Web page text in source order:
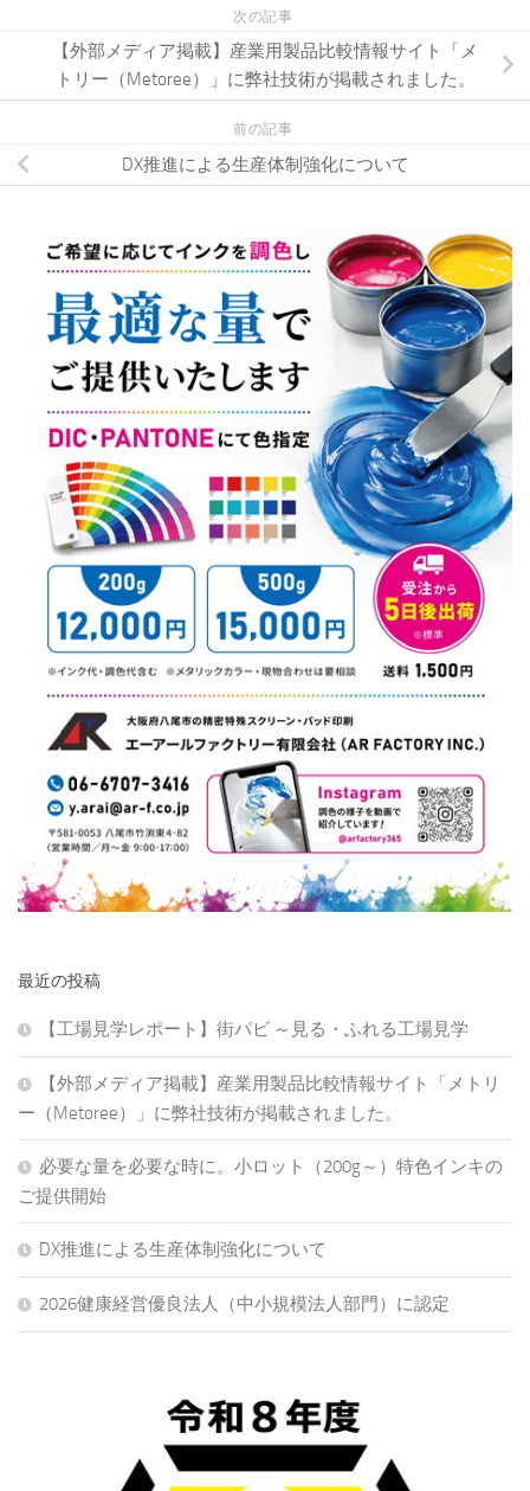
次の記事
【外部メディア掲載】産業用製品比較情報サイト「メ
トリー（Metoree）」に弊社技術が掲載されました。
前の記事
DX推進による生産体制強化について
最近の投稿
【工場見学レポート】街パビ ～見る・ふれる工場見学
【外部メディア掲載】産業用製品比較情報サイト「メトリ
ー（Metoree）」に弊社技術が掲載されました。
必要な量を必要な時に。小ロット（200g～）特色インキの
ご提供開始
DX推進による生産体制強化について
2026健康経営優良法人（中小規模法人部門）に認定